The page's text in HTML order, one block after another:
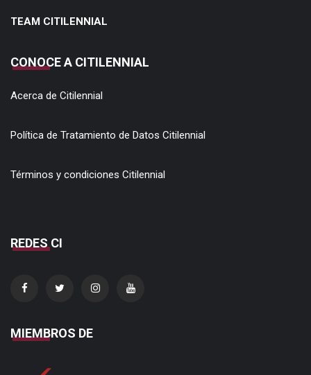
TEAM CITILENNIAL
CONOCE A CITILENNIAL
Acerca de Citilennial
Política de Tratamiento de Datos Citilennial
Términos y condiciones Citilennial
REDES CI
MIEMBROS DE